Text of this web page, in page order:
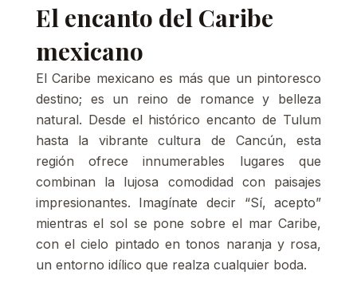
El encanto del Caribe
mexicano
El Caribe mexicano es más que un pintoresco
destino; es un reino de romance y belleza
natural. Desde el histórico encanto de Tulum
hasta la vibrante cultura de Cancún, esta
región ofrece innumerables lugares que
combinan la lujosa comodidad con paisajes
impresionantes. Imagínate decir “Sí, acepto”
mientras el sol se pone sobre el mar Caribe,
con el cielo pintado en tonos naranja y rosa,
un entorno idílico que realza cualquier boda.